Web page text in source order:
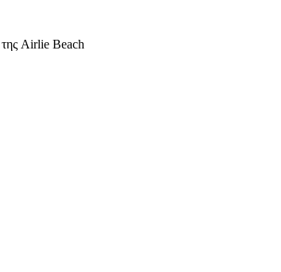
της Airlie Beach